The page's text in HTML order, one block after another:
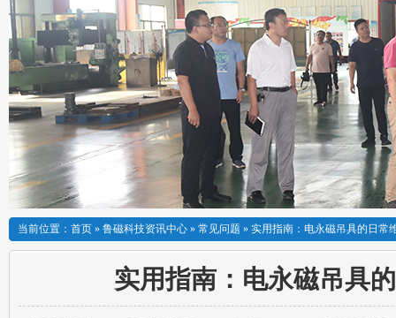
当前位置： 首页 » 鲁磁科技资讯中心 » 常见问题 » 实用指南：电永磁吊具的日常
实用指南：电永磁吊具